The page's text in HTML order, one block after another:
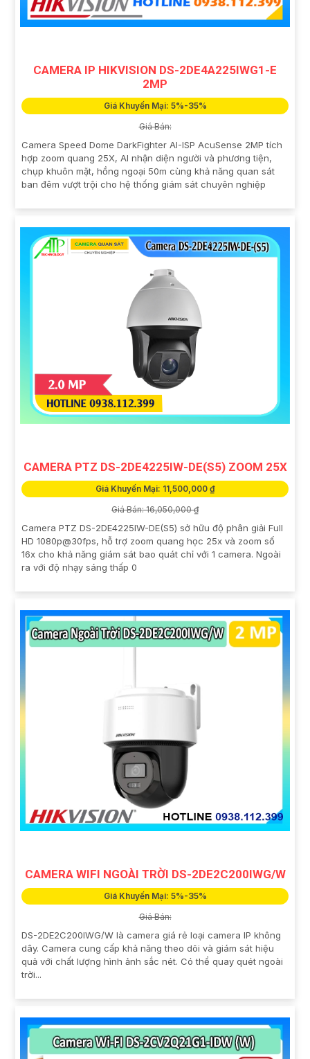
CAMERA IP HIKVISION DS-2DE4A225IWG1-E
2MP
Giá Khuyến Mại: 5%-35%
Giá Bán:
Camera Speed Dome DarkFighter AI-ISP AcuSense 2MP tích
hợp zoom quang 25X, AI nhận diện người và phương tiện,
chụp khuôn mặt, hồng ngoại 50m cùng khả năng quan sát
ban đêm vượt trội cho hệ thống giám sát chuyên nghiệp
CAMERA PTZ DS-2DE4225IW-DE(S5) ZOOM 25X
Giá Khuyến Mại: 11,500,000 ₫
Giá Bán: 16,050,000 ₫
Camera PTZ DS-2DE4225IW-DE(S5) sở hữu độ phân giải Full
HD 1080p@30fps, hỗ trợ zoom quang học 25x và zoom số
16x cho khả năng giám sát bao quát chỉ với 1 camera. Ngoài
ra với độ nhạy sáng thấp 0
CAMERA WIFI NGOÀI TRỜI DS-2DE2C200IWG/W
Giá Khuyến Mại: 5%-35%
Giá Bán:
DS-2DE2C200IWG/W là camera giá rẻ loại camera IP không
dây. Camera cung cấp khả năng theo dõi và giám sát hiệu
quả với chất lượng hình ảnh sắc nét. Có thể quay quét ngoài
trời...